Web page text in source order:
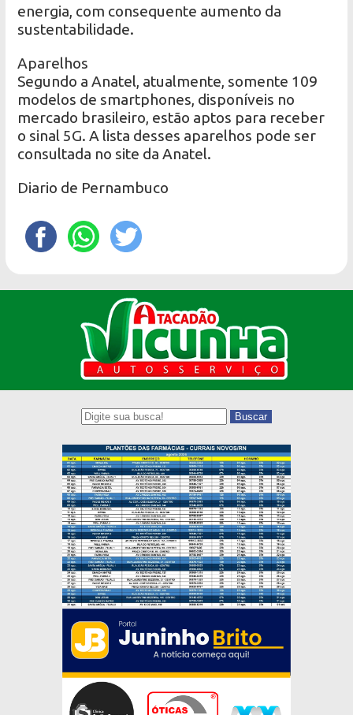
energia, com consequente aumento da
sustentabilidade.
Aparelhos
Segundo a Anatel, atualmente, somente 109
modelos de smartphones, disponíveis no
mercado brasileiro, estão aptos para receber
o sinal 5G. A lista desses aparelhos pode ser
consultada no site da Anatel.
Diario de Pernambuco
Buscar